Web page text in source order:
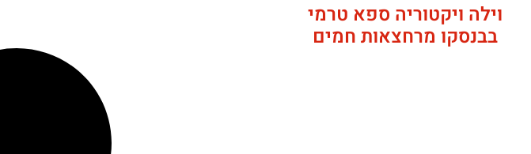
וילה ויקטוריה ספא טרמי
בבנסקו מרחצאות חמים